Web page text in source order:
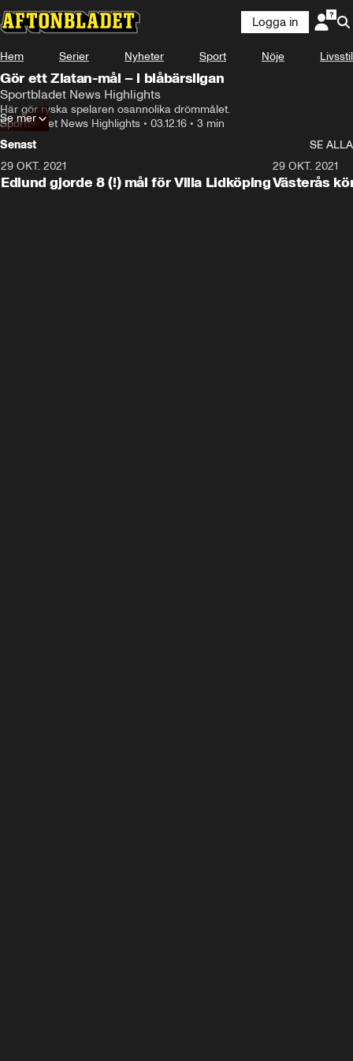
Logga in
Hem Serier Nyheter Sport Nöje Livsstil
Gör ett Zlatan-mål – i blåbärsligan
Sportbladet News Highlights
Här gör ryska spelaren osannolika drömmålet.
Sportbladet News Highlights • 03.12.16 • 3 min
Se mer
Senast
SE ALLA
29 OKT. 2021
Edlund gjorde 8 (!) mål för Villa Lidköping
29 OKT. 2021
Västerås